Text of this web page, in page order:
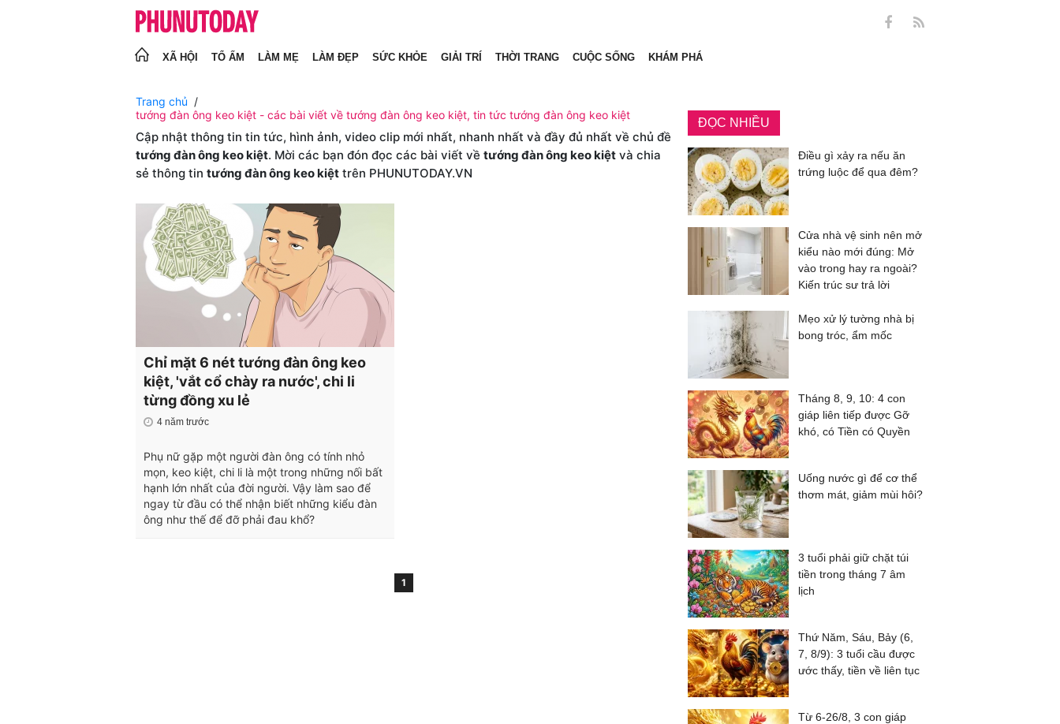
XÃ HỘI TỔ ẤM LÀM MẸ LÀM ĐẸP SỨC KHỎE GIẢI TRÍ THỜI TRANG CUỘC SỐNG KHÁM PHÁ
Trang chủ
tướng đàn ông keo kiệt - các bài viết về tướng đàn ông keo kiệt, tin tức tướng đàn ông keo kiệt
Cập nhật thông tin tin tức, hình ảnh, video clip mới nhất, nhanh nhất và đầy đủ nhất về chủ đề
tướng đàn ông keo kiệt. Mời các bạn đón đọc các bài viết về tướng đàn ông keo kiệt và chia
sẻ thông tin tướng đàn ông keo kiệt trên PHUNUTODAY.VN
Chỉ mặt 6 nét tướng đàn ông keo
kiệt, 'vắt cổ chày ra nước', chi li
từng đồng xu lẻ
4 năm trước
Phụ nữ gặp một người đàn ông có tính nhỏ
mọn, keo kiệt, chi li là một trong những nối bất
hạnh lớn nhất của đời người. Vậy làm sao để
ngay từ đầu có thể nhận biết những kiểu đàn
ông như thế để đỡ phải đau khổ?
1
ĐỌC NHIỀU
Điều gì xảy ra nếu ăn
trứng luộc để qua đêm?
Cửa nhà vệ sinh nên mở
kiểu nào mới đúng: Mở
vào trong hay ra ngoài?
Kiến trúc sư trả lời
Mẹo xử lý tường nhà bị
bong tróc, ẩm mốc
Tháng 8, 9, 10: 4 con
giáp liên tiếp được Gỡ
khó, có Tiền có Quyền
Uống nước gì để cơ thể
thơm mát, giảm mùi hôi?
3 tuổi phải giữ chặt túi
tiền trong tháng 7 âm
lịch
Thứ Năm, Sáu, Bảy (6,
7, 8/9): 3 tuổi cầu được
ước thấy, tiền về liên tục
Từ 6-26/8, 3 con giáp